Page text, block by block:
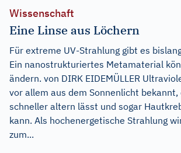
Wissenschaft
Eine Linse aus Löchern
Für extreme UV-Strahlung gibt es
Ein nanostrukturiertes Metamaterial
ändern. von DIRK EIDEMÜLLER
vor allem aus dem Sonnenlicht bekannt,
schneller altern lässt und sogar
kann. Als hochenergetische Strahlung
zum...